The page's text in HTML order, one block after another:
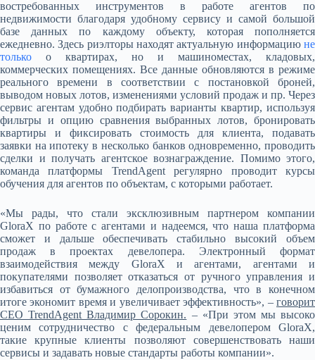
востребованных инструментов в работе агентов по
недвижимости благодаря удобному сервису и самой большой
базе данных по каждому объекту, которая пополняется
ежедневно. Здесь риэлторы находят актуальную информацию не
только о квартирах, но и машиноместах, кладовых,
коммерческих помещениях. Все данные обновляются в режиме
реального времени в соответствии с постановкой броней,
выводом новых лотов, изменениями условий продаж и пр. Через
сервис агентам удобно подбирать варианты квартир, используя
фильтры и опцию сравнения выбранных лотов, бронировать
квартиры и фиксировать стоимость для клиента, подавать
заявки на ипотеку в несколько банков одновременно, проводить
сделки и получать агентское вознаграждение. Помимо этого,
команда платформы TrendAgent регулярно проводит курсы
обучения для агентов по объектам, с которыми работает.
«Мы рады, что стали эксклюзивным партнером компании
GloraX по работе с агентами и надеемся, что наша платформа
сможет и дальше обеспечивать стабильно высокий объем
продаж в проектах девелопера. Электронный формат
взаимодействия между GloraX и агентами, агентами и
покупателями позволяет отказаться от ручного управления и
избавиться от бумажного делопроизводства, что в конечном
итоге экономит время и увеличивает эффективность», – говорит
CEO TrendAgent Владимир Сорокин. – «При этом мы высоко
ценим сотрудничество с федеральным девелопером GloraX,
такие крупные клиенты позволяют совершенствовать наши
сервисы и задавать новые стандарты работы компании».